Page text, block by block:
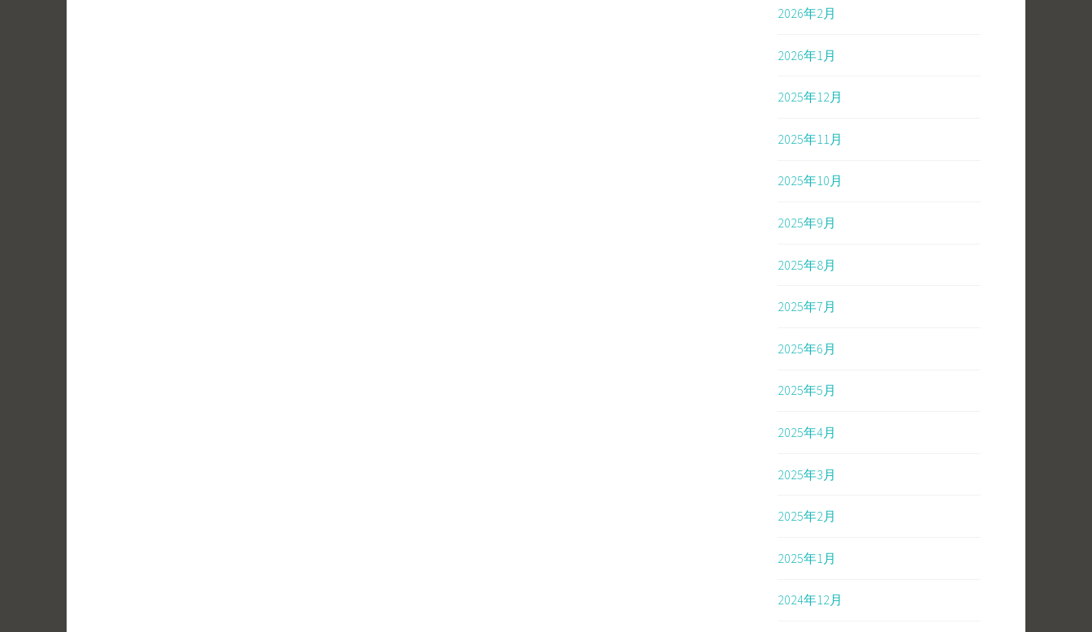
2026年2月
2026年1月
2025年12月
2025年11月
2025年10月
2025年9月
2025年8月
2025年7月
2025年6月
2025年5月
2025年4月
2025年3月
2025年2月
2025年1月
2024年12月